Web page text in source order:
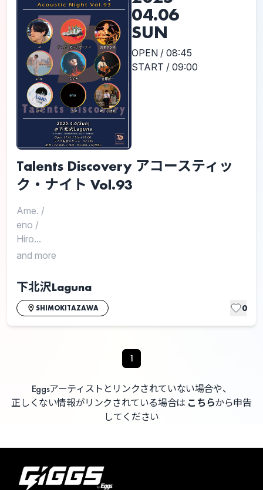
04.06
SUN
OPEN / 08:45
START / 09:00
Talents Discovery アコースティッ
ク・ナイト Vol.93
Ame. /
eno /
Hiro...
and more
下北沢Laguna
SHIMOKITAZAWA 0
1
Eggsアーティストとリンクされていない場合や、
正しくない情報がリンクされている場合は こちらから申告
してください